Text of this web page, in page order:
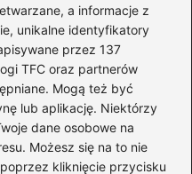
a informacje z
unikalne identyfikatory
przez 137
TFC oraz partnerów
Mogą też być
lub aplikację. Niektórzy
dane osobowe na
Możesz się na to nie
kliknięcie przycisku
książki autora
które
przeczytać
magiczny
książki napisał